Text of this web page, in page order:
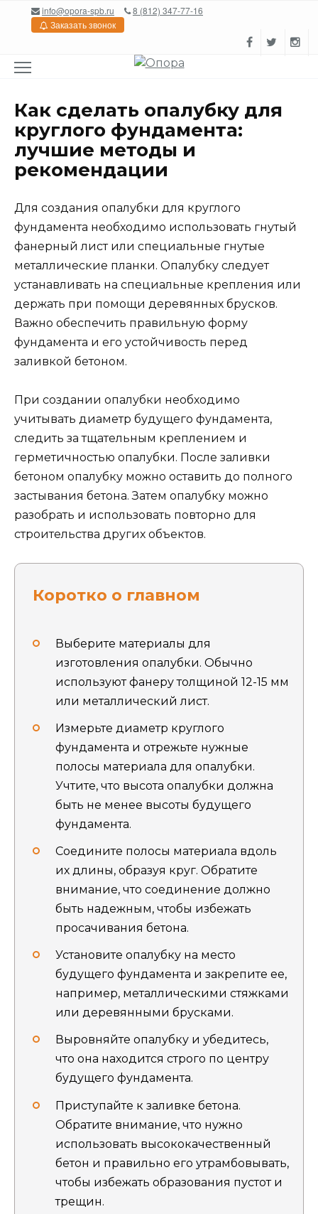
Перейтиinfo@opora-spb.ru
8 (812) 347-77-16
Заказать звонок
Как сделать опалубку для
круглого фундамента:
лучшие методы и
рекомендации
Для создания опалубки для круглого
фундамента необходимо использовать гнутый
фанерный лист или специальные гнутые
металлические планки. Опалубку следует
устанавливать на специальные крепления или
держать при помощи деревянных брусков.
Важно обеспечить правильную форму
фундамента и его устойчивость перед
заливкой бетоном.
При создании опалубки необходимо
учитывать диаметр будущего фундамента,
следить за тщательным креплением и
герметичностью опалубки. После заливки
бетоном опалубку можно оставить до полного
застывания бетона. Затем опалубку можно
разобрать и использовать повторно для
строительства других объектов.
Коротко о главном
Выберите материалы для
изготовления опалубки. Обычно
используют фанеру толщиной 12-15 мм
или металлический лист.
Измерьте диаметр круглого
фундамента и отрежьте нужные
полосы материала для опалубки.
Учтите, что высота опалубки должна
быть не менее высоты будущего
фундамента.
Соедините полосы материала вдоль
их длины, образуя круг. Обратите
внимание, что соединение должно
быть надежным, чтобы избежать
просачивания бетона.
Установите опалубку на место
будущего фундамента и закрепите ее,
например, металлическими стяжками
или деревянными брусками.
Выровняйте опалубку и убедитесь,
что она находится строго по центру
будущего фундамента.
Приступайте к заливке бетона.
Обратите внимание, что нужно
использовать высококачественный
бетон и правильно его утрамбовывать,
чтобы избежать образования пустот и
трещин.